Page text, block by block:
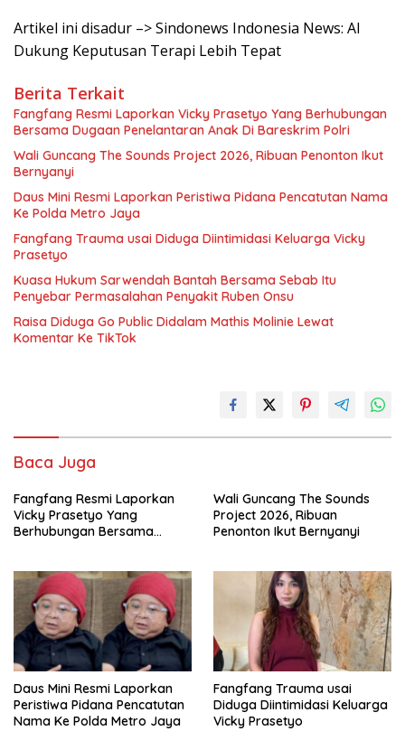
Artikel ini disadur –> Sindonews Indonesia News: AI
Dukung Keputusan Terapi Lebih Tepat
Berita Terkait
Fangfang Resmi Laporkan Vicky Prasetyo Yang Berhubungan
Bersama Dugaan Penelantaran Anak Di Bareskrim Polri
Wali Guncang The Sounds Project 2026, Ribuan Penonton Ikut
Bernyanyi
Daus Mini Resmi Laporkan Peristiwa Pidana Pencatutan Nama
Ke Polda Metro Jaya
Fangfang Trauma usai Diduga Diintimidasi Keluarga Vicky
Prasetyo
Kuasa Hukum Sarwendah Bantah Bersama Sebab Itu
Penyebar Permasalahan Penyakit Ruben Onsu
Raisa Diduga Go Public Didalam Mathis Molinie Lewat
Komentar Ke TikTok
Baca Juga
Fangfang Resmi Laporkan
Vicky Prasetyo Yang
Berhubungan Bersama
Wali Guncang The Sounds
Project 2026, Ribuan
Penonton Ikut Bernyanyi
Daus Mini Resmi Laporkan
Peristiwa Pidana Pencatutan
Nama Ke Polda Metro Jaya
Fangfang Trauma usai
Diduga Diintimidasi Keluarga
Vicky Prasetyo